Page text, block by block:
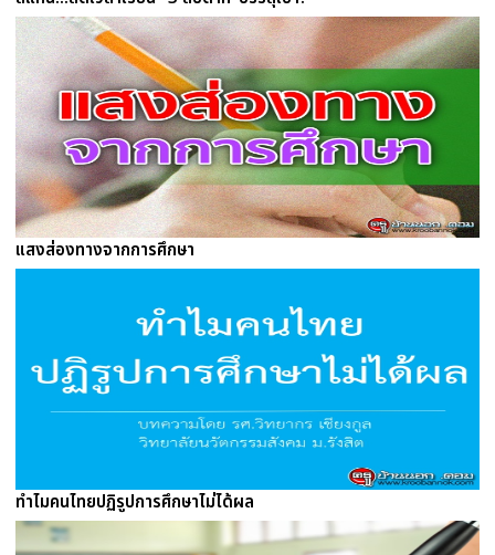
แสงส่องทางจากการศึกษา
ทำไมคนไทยปฏิรูปการศึกษาไม่ได้ผล